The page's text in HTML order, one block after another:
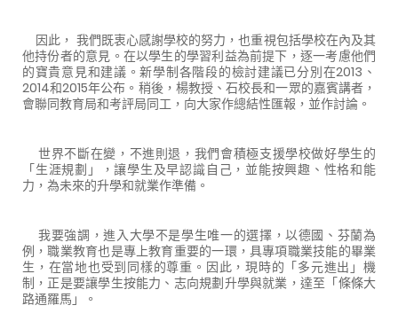
因此， 我們既衷心感謝學校的努力，也重視包括學校在內及其
他持份者的意見。在以學生的學習利益為前提下，逐一考慮他們
的寶貴意見和建議。新學制各階段的檢討建議已分別在2013、
2014和2015年公布。稍後，楊教授、石校長和一眾的嘉賓講者，
會聯同教育局和考評局同工，向大家作總結性匯報，並作討論。
世界不斷在變，不進則退，我們會積極支援學校做好學生的
「生涯規劃」，讓學生及早認識自己，並能按興趣、性格和能
力，為未來的升學和就業作準備。
我要強調，進入大學不是學生唯一的選擇，以德國、芬蘭為
例，職業教育也是專上教育重要的一環，具專項職業技能的畢業
生，在當地也受到同樣的尊重。因此，現時的「多元進出」機
制，正是要讓學生按能力、志向規劃升學與就業，達至「條條大
路通羅馬」。